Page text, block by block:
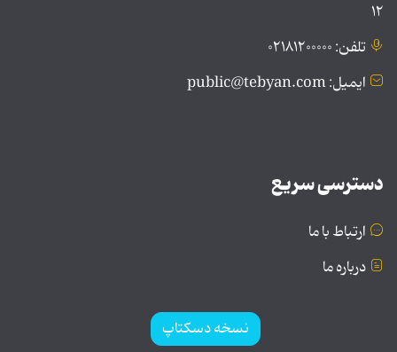
۱۲
تلفن: ۰۲۱۸۱۲۰۰۰۰۰
ایمیل: public@tebyan.com
دسترسی سریع
ارتباط با ما
درباره ما
نسخه دسکتاپ